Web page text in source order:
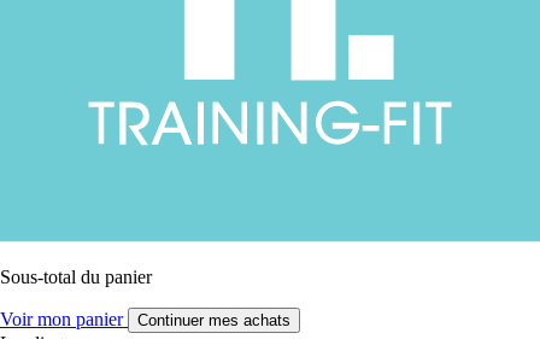
Sous-total du panier
Voir mon panier Continuer mes achats